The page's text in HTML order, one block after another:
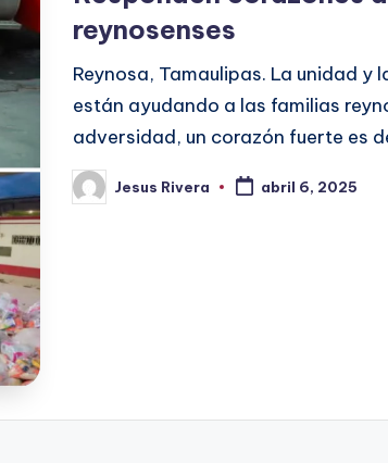
reynosenses
Reynosa, Tamaulipas. La unidad
están ayudando a las familias
adversidad, un corazón fuerte es
Publicado
por
Jesus Rivera abril 6, 2025